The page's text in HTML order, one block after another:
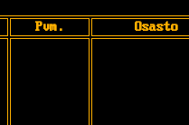
Pvm. Osasto